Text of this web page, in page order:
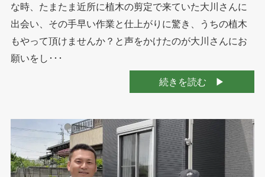
な時、たまたま近所に植木の剪定で来ていた大川さんに
出会い、その手早い作業と仕上がりに驚き、うちの植木
もやって頂けませんか？と声をかけたのが大川さんにお
願いをし･･･
続きを読む